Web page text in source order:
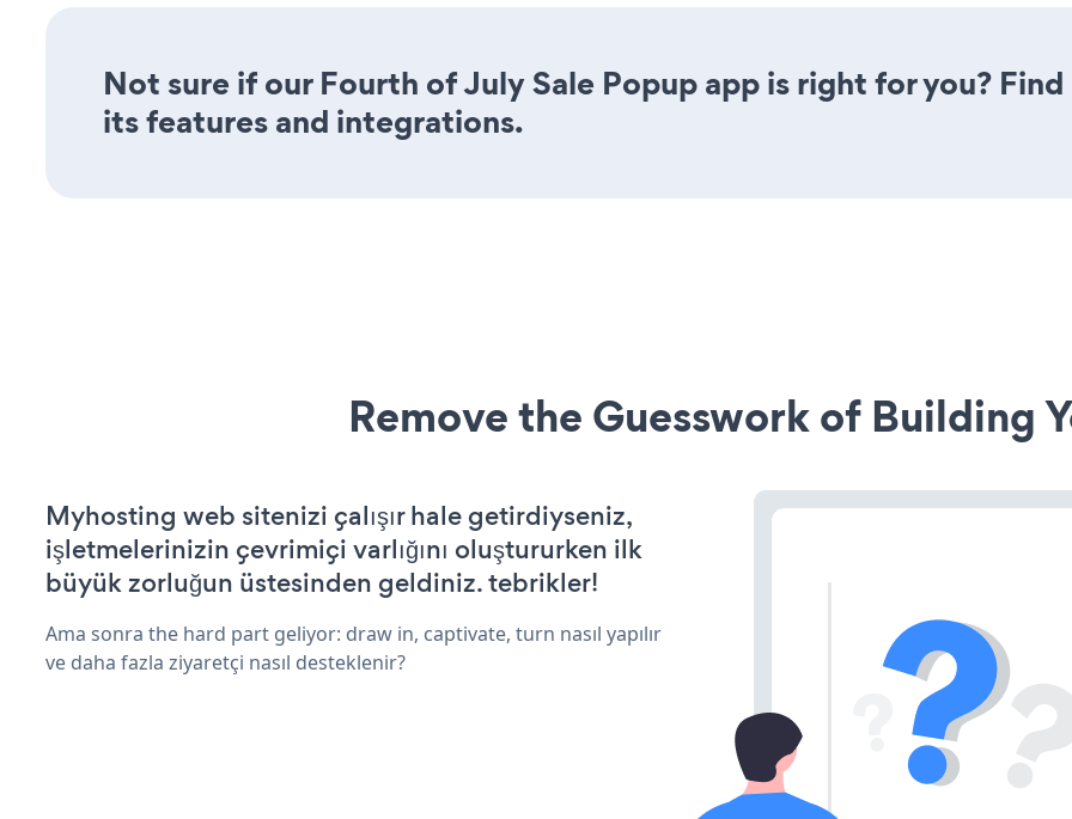
Not sure if our Fourth of July Sale Popup app is right for you?
its features and integrations.
Remove the Guesswork of Building
Myhosting web sitenizi çalışır hale getirdiyseniz,
işletmelerinizin çevrimiçi varlığını oluştururken ilk
büyük zorluğun üstesinden geldiniz. tebrikler!
Ama sonra the hard part geliyor: draw in, captivate, turn nasıl yapılır
ve daha fazla ziyaretçi nasıl desteklenir?